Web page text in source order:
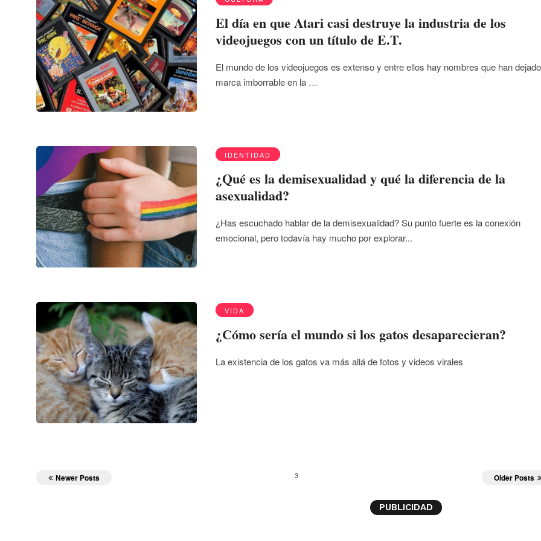
El día en que Atari casi destruye la industria de los
videojuegos con un título de E.T.
El mundo de los videojuegos es extenso y entre ellos hay nombres que han
marca imborrable en la …
IDENTIDAD
¿Qué es la demisexualidad y qué la diferencia de la
asexualidad?
¿Has escuchado hablar de la demisexualidad? Su punto fuerte es la conexión
emocional, pero todavía hay mucho por explorar...
VIDA
¿Cómo sería el mundo si los gatos desaparecieran?
La existencia de los gatos va más allá de fotos y videos virales
3
Newer Posts Older Posts
PUBLICIDAD